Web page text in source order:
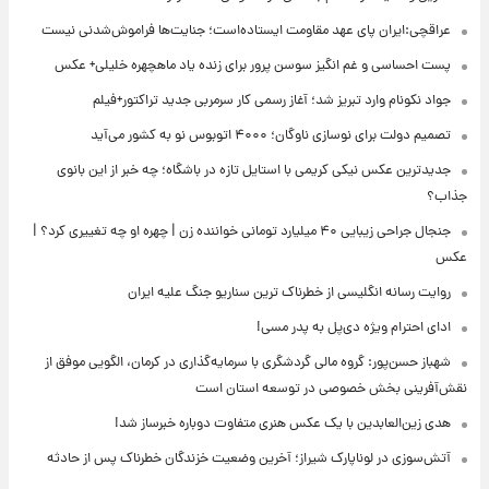
عراقچی:ایران پای عهد مقاومت ایستاده‌است؛ جنایت‌ها فراموش‌شدنی نیست
پست احساسی و غم انگیز سوسن پرور برای زنده یاد ماهچهره خلیلی+ عکس
جواد نکونام وارد تبریز شد؛ آغاز رسمی کار سرمربی جدید تراکتور+فیلم
تصمیم دولت برای نوسازی ناوگان؛ ۴۰۰۰ اتوبوس نو به کشور می‌آید
جدیدترین عکس نیکی کریمی با استایل تازه در باشگاه؛ چه خبر از این بانوی
جذاب؟
جنجال جراحی زیبایی ۴۰ میلیارد تومانی خواننده زن | چهره او چه تغییری کرد؟ |
عکس
روایت رسانه انگلیسی از خطرناک ترین سناریو جنگ علیه ایران
ادای احترام ویژه دی‌پل به پدر مسی!
شهباز حسن‌پور: گروه مالی گردشگری با سرمایه‌گذاری در کرمان، الگویی موفق از
نقش‌آفرینی بخش خصوصی در توسعه استان است
هدی زین‌العابدین با یک عکس هنری متفاوت دوباره خبرساز شد!
آتش‌سوزی در لوناپارک شیراز؛ آخرین وضعیت خزندگان خطرناک پس از حادثه